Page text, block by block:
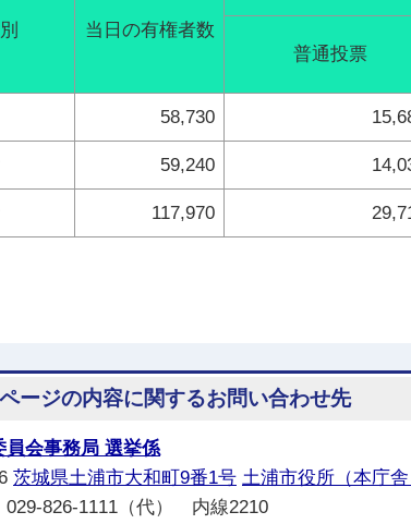
当日の有権者数
普通投票
58,730
59,240
117,970
ージの内容に関するお問い合わせ先
員会事務局 選挙係
茨城県土浦市大和町9番1号 土浦市役所（本庁
029-826-1111（代） 内線2210